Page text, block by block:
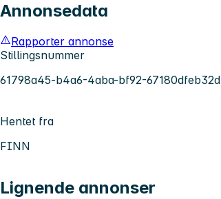
Annonsedata
Rapporter annonse
Stillingsnummer
61798a45-b4a6-4aba-bf92-67180dfeb32d
Hentet fra
FINN
Lignende annonser